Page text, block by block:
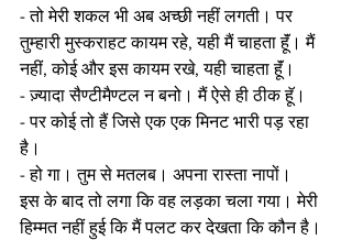
- तो मेरी शकल भी अब अच्छी नहीं लगती। पर
तुम्हारी मुस्कराहट कायम रहे, यही मैं चाहता हूॅं। मैं
नहीं, कोई और इस कायम रखे, यही चाहता हूॅं।
- ज़्यादा सैण्टीमैण्टल न बनो। मैं ऐसे ही ठीक हूॅ।
- पर कोई तो हैं जिसे एक एक मिनट भारी पड़ रहा
है।
- हो गा। तुम से मतलब। अपना रास्ता नापों।
इस के बाद तो लगा कि वह लड़का चला गया। मेरी
हिम्मत नहीं हुई कि मैं पलट कर देखता कि कौन है।